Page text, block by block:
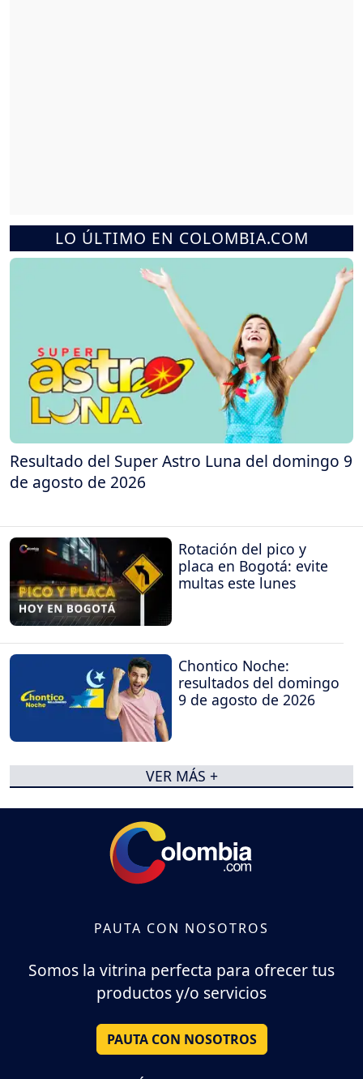
LO ÚLTIMO EN COLOMBIA.COM
Resultado del Super Astro Luna del domingo 9
de agosto de 2026
Rotación del pico y
placa en Bogotá: evite
multas este lunes
Chontico Noche:
resultados del domingo
9 de agosto de 2026
VER MÁS +
PAUTA CON NOSOTROS
Somos la vitrina perfecta para ofrecer tus
productos y/o servicios
PAUTA CON NOSOTROS